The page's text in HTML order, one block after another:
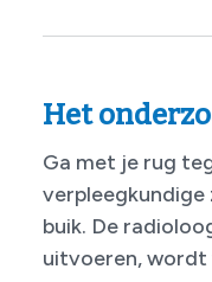
Het
Ga met je rug
verpleegkundige
buik. De
uitvoeren,